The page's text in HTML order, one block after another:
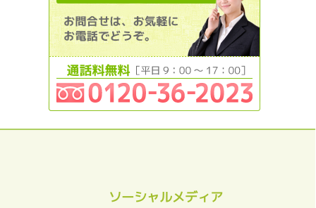
ソーシャルメディア